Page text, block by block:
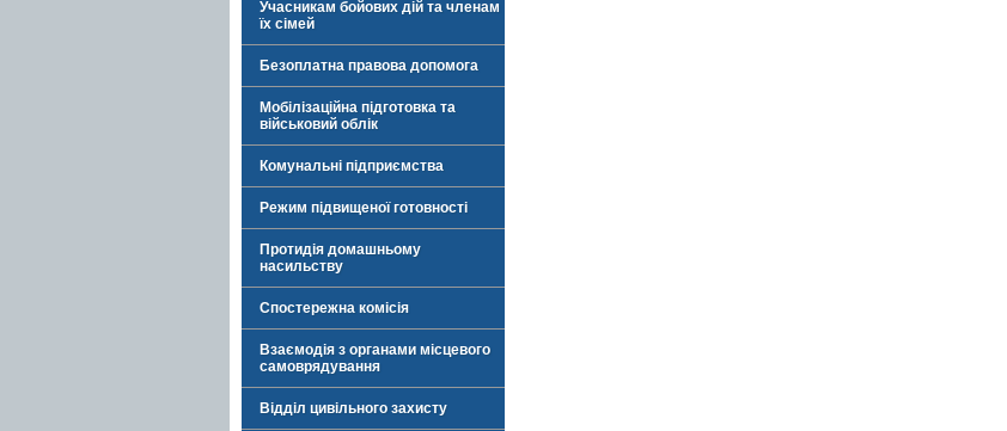
Учасникам бойових дій та членам
їх сімей
Безоплатна правова допомога
Мобілізаційна підготовка та
військовий облік
Комунальні підприємства
Режим підвищеної готовності
Протидія домашньому
насильству
Спостережна комісія
Взаємодія з органами місцевого
самоврядування
Відділ цивільного захисту